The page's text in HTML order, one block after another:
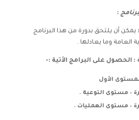
:
: يمكن أن يلتحق بدورة من هذا البرنامج
العامة وما يعادلها .
: الحصول على البرامج الأتية :-
الأول
– مستوى التوعية .
– مستوى العمليات .